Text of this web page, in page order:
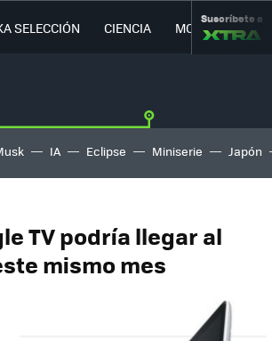
SELECCIÓN CIENCIA MOVILIDAD
Suscríbete a
IA Eclipse Miniserie Japón
TV podría llegar al
mismo mes